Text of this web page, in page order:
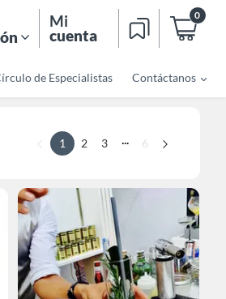
Mi
cuenta
0
de Especialistas Contáctanos
1 2 3 ... 6